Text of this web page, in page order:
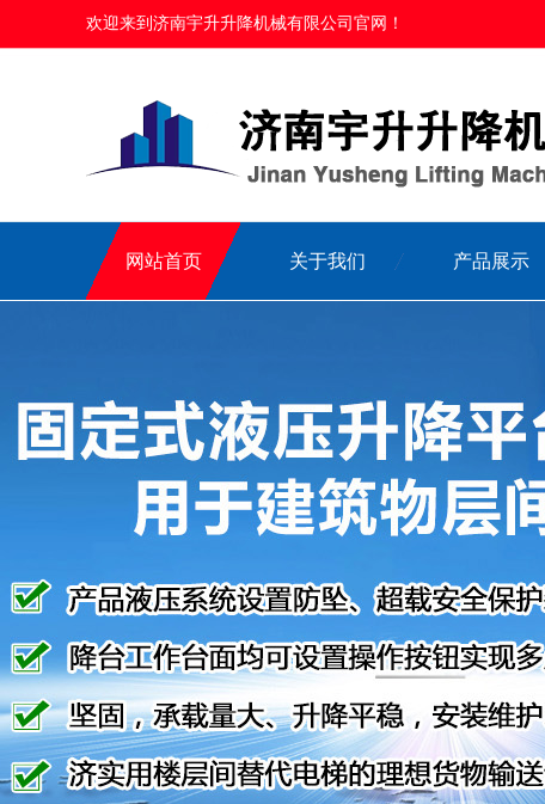
欢迎来到济南宇升升降机械有限公司官网！
网站首页 关于我们 产品展示